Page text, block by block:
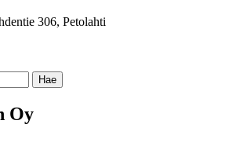
306, Petolahti
Oy